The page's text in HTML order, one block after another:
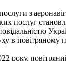
з
послуг
в повітряному